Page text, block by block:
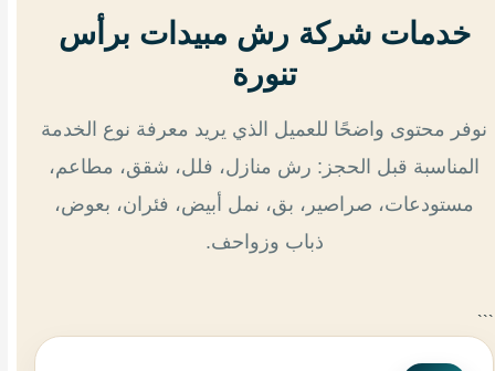
خدمات شركة رش مبيدات برأس
تنورة
نوفر محتوى واضحًا للعميل الذي يريد معرفة نوع الخدمة
المناسبة قبل الحجز: رش منازل، فلل، شقق، مطاعم،
مستودعات، صراصير، بق، نمل أبيض، فئران، بعوض،
ذباب وزواحف.
```